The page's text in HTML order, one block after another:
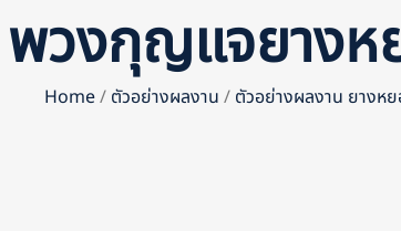
พวงกุญแจยางห
Home/ ตัวอย่างผลงาน / ตัวอย่างผลงาน ยางห